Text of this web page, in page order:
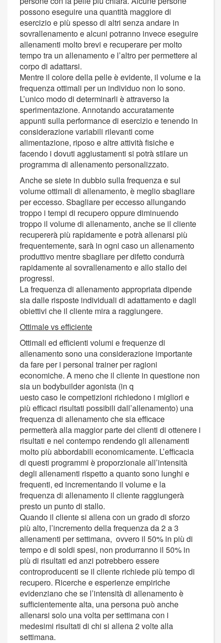
possono eseguire una quantità maggiore di
esercizio e più spesso di altri senza andare in
sovrallenamento e alcuni potranno invece eseguire
allenamenti molto brevi e recuperare per molto
tempo tra un allenamento e l’altro per permettere al
corpo di adattarsi.
Mentre il colore della pelle è evidente, il volume e la
frequenza ottimali per un individuo non lo sono.
L’unico modo di determinarli è attraverso la
sperimentazione. Annotando accuratamente
appunti sulla performance di esercizio e tenendo in
considerazione variabili rilevanti come
alimentazione, riposo e altre attività fisiche e
facendo i dovuti aggiustamenti si potrà stilare un
programma di allenamento personalizzato.
Anche se siete in dubbio sulla frequenza e sul
volume ottimali di allenamento, è meglio sbagliare
per eccesso. Sbagliare per eccesso allungando
troppo i tempi di recupero oppure diminuendo
troppo il volume di allenamento, anche se il cliente
recupererà più rapidamente e potrà allenarsi più
frequentemente, sarà in ogni caso un allenamento
produttivo mentre sbagliare per difetto condurrà
rapidamente al sovrallenamento e allo stallo dei
progressi.
La frequenza di allenamento appropriata dipende
sia dalle risposte individuali di adattamento e dagli
obiettivi che il cliente mira a raggiungere.
Ottimale vs efficiente
Ottimali ed efficienti volumi e frequenze di
allenamento sono una considerazione importante
da fare per i personal trainer per ragioni
economiche. A meno che il cliente in questione non
sia un bodybuilder agonista (in q
uesto caso le competizioni richiedono i migliori e
più efficaci risultati possibili dall’allenamento) una
frequenza di allenamento che sia efficace
permetterà alla maggior parte dei clienti di ottenere i
risultati e nel contempo rendendo gli allenamenti
molto più abbordabili economicamente. L’efficacia
di questi programmi è proporzionale all’intensità
degli allenamenti rispetto a quanto sono lunghi e
frequenti, ed incrementando il volume e la
frequenza di allenamento il cliente raggiungerà
presto un punto di stallo.
Quando il cliente si allena con un grado di sforzo
più alto, l’incremento della frequenza da 2 a 3
allenamenti per settimana, ovvero il 50% in più di
tempo e di soldi spesi, non produrranno il 50% in
più di risultati ed anzi potrebbero essere
controproducenti se il cliente richiede più tempo di
recupero. Ricerche e esperienze empiriche
evidenziano che se l’intensità di allenamento è
sufficientemente alta, una persona può anche
allenarsi solo una volta per settimana con i
medesimi risultati di chi si allena 2 volte alla
settimana.